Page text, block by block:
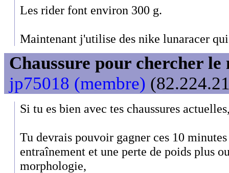
Les rider font environ 300 g.
Maintenant j'utilise des nike lunaracer
Chaussure pour chercher
jp75018 (membre)
Si tu es bien avec tes chaussures
Tu devrais pouvoir gagner ces 10
entraînement et une perte de poids plus
morphologie,